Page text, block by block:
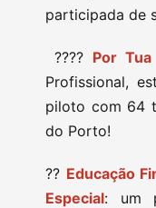
participada de
?‍??‍? Por
Profissional,
piloto com 64
do Porto!
?? Educação
Especial: um